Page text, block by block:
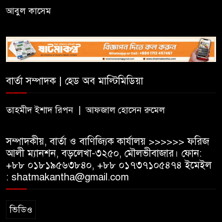
সিলেটে জাতীয় গণিত ও বিজ্ঞান
অলিম্পিয়াডে খুদে শিক্ষার্থীদের
মেধার লড়াই
আসতেন দূরদেশের শিক্ষার্থীরা
আবুল কাসেম
বার্তা সম্পাদক | হেড অব মাল্টিমিডিয়া
তাহমীদ ইশাদ রিপন | আফজাল হোসেন রুমেল
সম্পাদকীয়, বার্তা ও বাণিজ্যিক কার্যালয় >>>>>> ফরিজ
আলী ম্যানশন, বড়লেখা-৩২৫০, মৌলভীবাজার। ফোন:
+৮৮ ০১৮১৯৫৬৩৮৪০, +৮৮ ০১৭৩৭১০৫৪৭৪ ইমেইল
: shatmakantha@gmail.com
ভিডিও